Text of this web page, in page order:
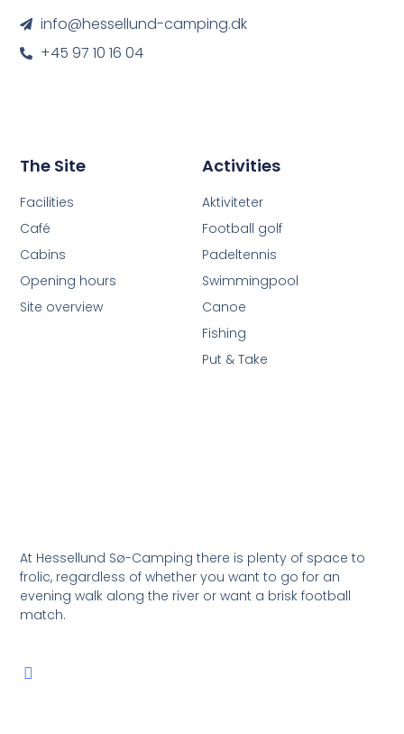
At Hessellund Sø-Camping there is plenty of space to
frolic, regardless of whether you want to go for an
evening walk along the river or want a brisk football
match.
Activities
Aktiviteter
Football golf
Padeltennis
Swimmingpool
Canoe
Fishing
Put & Take
The Site
Facilities
Café
Cabins
Opening hours
Site overview
info@hessellund-camping.dk
+45 97 10 16 04